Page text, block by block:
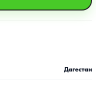
Дагестан